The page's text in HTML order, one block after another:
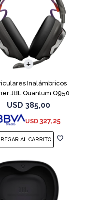
Inalámbricos
JBL Quantum Q950
Negro
USD 385,00
USD 327,25